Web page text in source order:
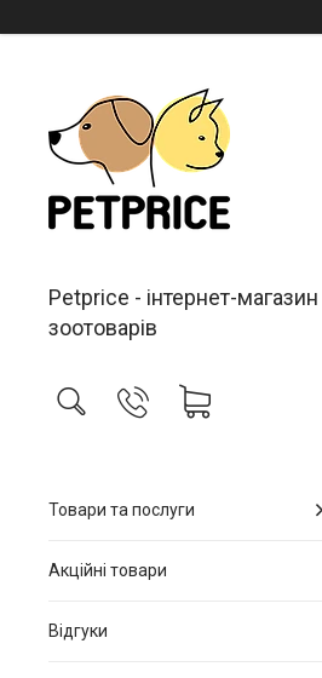
Petprice - інтернет-магазин
зоотоварів
Товари та послуги
Акційні товари
Відгуки